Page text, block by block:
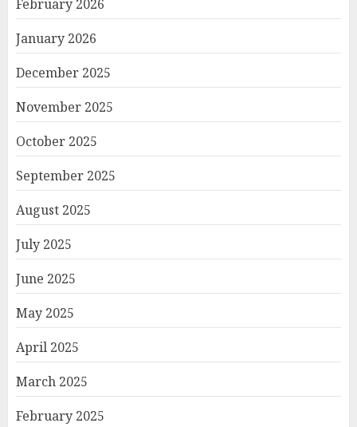
February 2026
January 2026
December 2025
November 2025
October 2025
September 2025
August 2025
July 2025
June 2025
May 2025
April 2025
March 2025
February 2025